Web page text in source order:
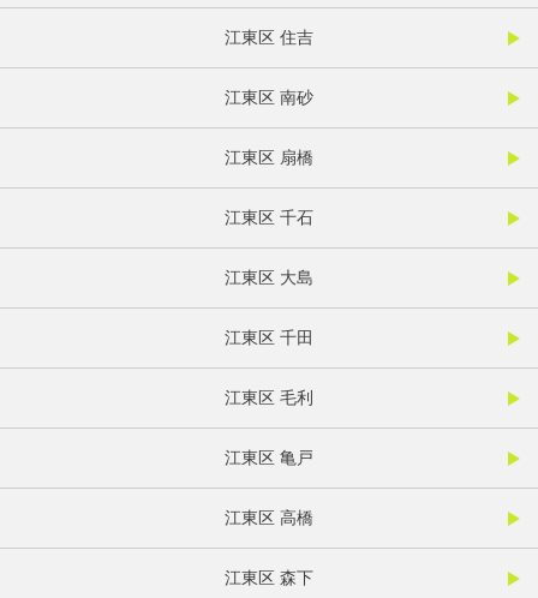
江東区 住吉
江東区 南砂
江東区 扇橋
江東区 千石
江東区 大島
江東区 千田
江東区 毛利
江東区 亀戸
江東区 高橋
江東区 森下